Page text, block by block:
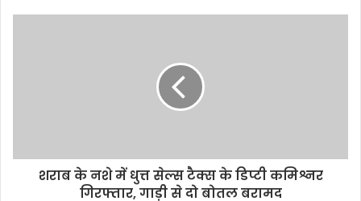
शराब के नशे में धुत्त सेल्स टैक्स के डिप्टी कमिश्नर
गिरफ्तार, गाड़ी से दो बोतल बरामद